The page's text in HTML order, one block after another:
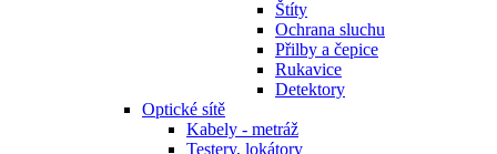
Štíty
Ochrana sluchu
Přilby a čepice
Rukavice
Detektory
Optické sítě
Kabely - metráž
Testery, lokátory